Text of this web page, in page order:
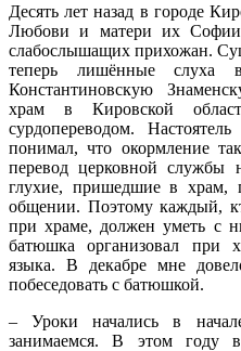
Десять лет назад в городе
Любови и матери их Софии
слабослышащих прихожан.
теперь лишённые слуха
Константиновскую
храм в Кировской
сурдопереводом.
понимал, что окормление
перевод церковной
глухие, пришедшие в храм,
общении. Поэтому каждый,
при храме, должен уметь с
батюшка организовал при
языка. В декабре мне
побеседовать с батюшкой.
– Уроки начались в
занимаемся. В этом году